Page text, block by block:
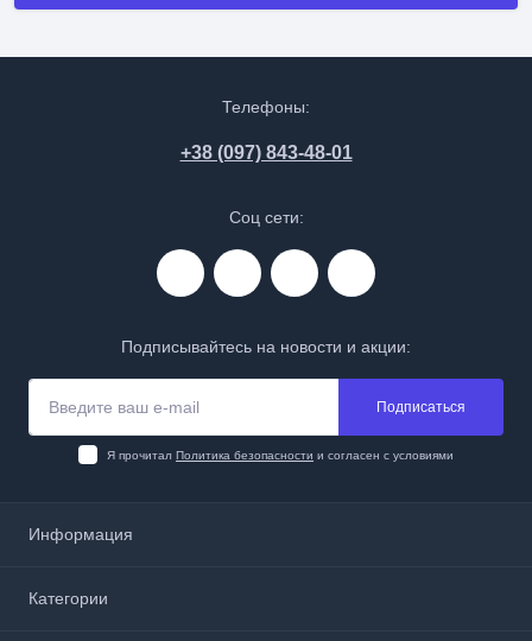
Телефоны:
+38 (097) 843-48-01
Соц сети:
Подписывайтесь на новости и акции:
Подписаться
Я прочитал Политика безопасности и согласен с условиями
Информация
Доставка и оплата
Категории